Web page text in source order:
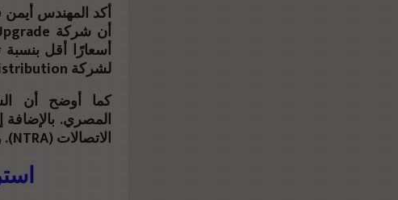
أكد المهندس
لشركة Sky Distribution. وهي الذراع المتخصصة للمجموعة في قطاع التجزئة والتوزيع.
كما أوضح أن
المصري.
الاتصالات (NTRA). ويختص المصنع بتجديد الأجهزة الإلكترونية وفق معايير معتمدة.